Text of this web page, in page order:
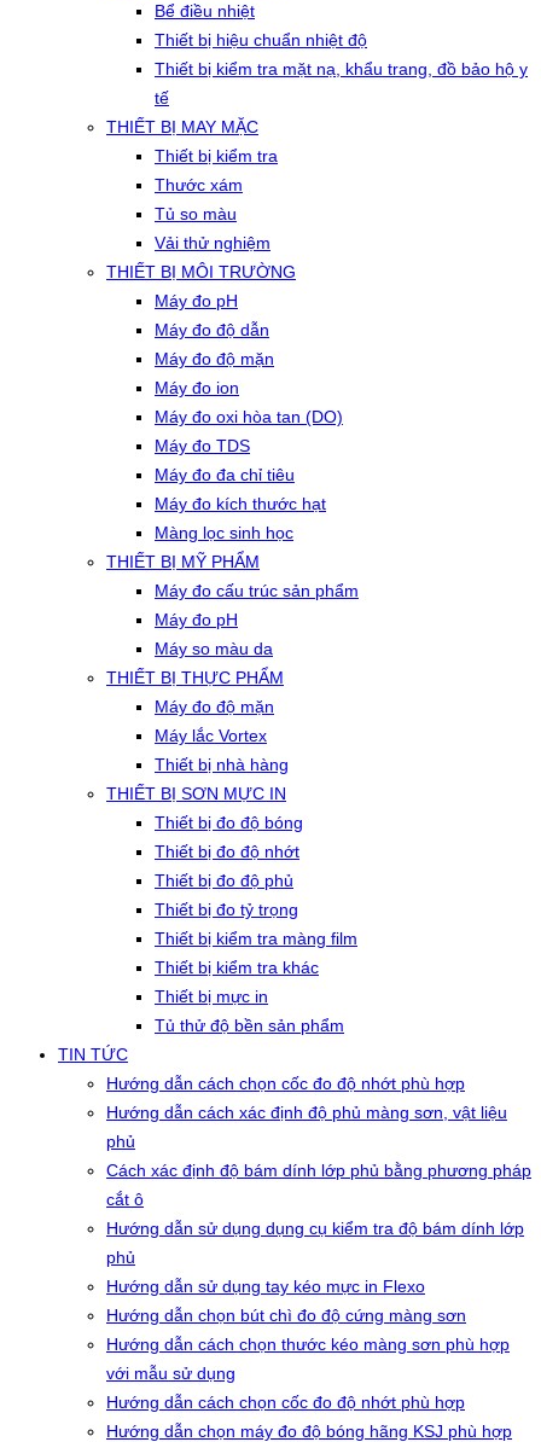
Bể điều nhiệt
Thiết bị hiệu chuẩn nhiệt độ
Thiết bị kiểm tra mặt nạ, khẩu trang, đồ bảo hộ y
tế
THIẾT BỊ MAY MẶC
Thiết bị kiểm tra
Thước xám
Tủ so màu
Vải thử nghiệm
THIẾT BỊ MÔI TRƯỜNG
Máy đo pH
Máy đo độ dẫn
Máy đo độ mặn
Máy đo ion
Máy đo oxi hòa tan (DO)
Máy đo TDS
Máy đo đa chỉ tiêu
Máy đo kích thước hạt
Màng lọc sinh học
THIẾT BỊ MỸ PHẨM
Máy đo cấu trúc sản phẩm
Máy đo pH
Máy so màu da
THIẾT BỊ THỰC PHẨM
Máy đo độ mặn
Máy lắc Vortex
Thiết bị nhà hàng
THIẾT BỊ SƠN MỰC IN
Thiết bị đo độ bóng
Thiết bị đo độ nhớt
Thiết bị đo độ phủ
Thiết bị đo tỷ trọng
Thiết bị kiểm tra màng film
Thiết bị kiểm tra khác
Thiết bị mực in
Tủ thử độ bền sản phẩm
TIN TỨC
Hướng dẫn cách chọn cốc đo độ nhớt phù hợp
Hướng dẫn cách xác định độ phủ màng sơn, vật liệu
phủ
Cách xác định độ bám dính lớp phủ bằng phương pháp
cắt ô
Hướng dẫn sử dụng dụng cụ kiểm tra độ bám dính lớp
phủ
Hướng dẫn sử dụng tay kéo mực in Flexo
Hướng dẫn chọn bút chì đo độ cứng màng sơn
Hướng dẫn cách chọn thước kéo màng sơn phù hợp
với mẫu sử dụng
Hướng dẫn cách chọn cốc đo độ nhớt phù hợp
Hướng dẫn chọn máy đo độ bóng hãng KSJ phù hợp